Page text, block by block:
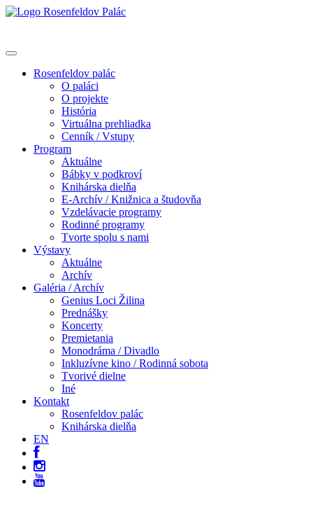
Rosenfeldov palác
O paláci
O projekte
História
Virtuálna prehliadka
Cenník / Vstupy
Program
Aktuálne
Bábky v podkroví
Knihárska dielňa
E-Archív / Knižnica a študovňa
Vzdelávacie programy
Rodinné programy
Tvorte spolu s nami
Výstavy
Aktuálne
Archív
Galéria / Archív
Genius Loci Žilina
Prednášky
Koncerty
Premietania
Monodráma / Divadlo
Inkluzívne kino / Rodinná sobota
Tvorivé dielne
Iné
Kontakt
Rosenfeldov palác
Knihárska dielňa
EN